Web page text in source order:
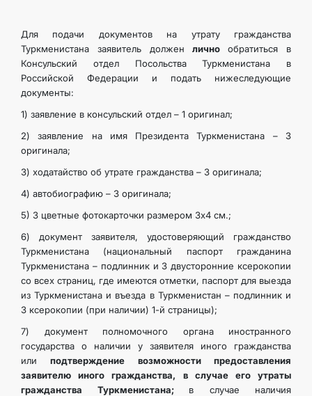
WIZA
Для подачи документов на утрату гражданства
Туркменистана заявитель долженличнообратиться в
Консульский отдел Посольства Туркменистана в
Российской Федерации и подать нижеследующие
документы:
1) заявление в консульский отдел – 1 оригинал;
2) заявление на имя Президента Туркменистана – 3
оригинала;
3) ходатайство об утрате гражданства – 3 оригинала;
4) автобиографию – 3 оригинала;
5) 3 цветные фотокарточки размером 3х4 см.;
6) документ заявителя, удостоверяющий гражданство
Туркменистана (национальный паспорт гражданина
Туркменистана – подлинник и 3 двусторонние ксерокопии
со всех страниц, где имеются отметки, паспорт для выезда
из Туркменистана и въезда в Туркменистан – подлинник и
3 ксерокопии (при наличии) 1-й страницы);
7) документ полномочного органа иностранного
государства о наличии у заявителя иного гражданства
илиподтверждение возможности предоставления
заявителю иного гражданства, в случае его утраты
гражданства Туркменистана; в случае наличия